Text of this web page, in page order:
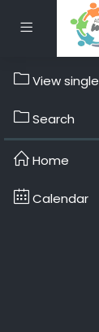
Side panel
View single
Search
Home
Calendar